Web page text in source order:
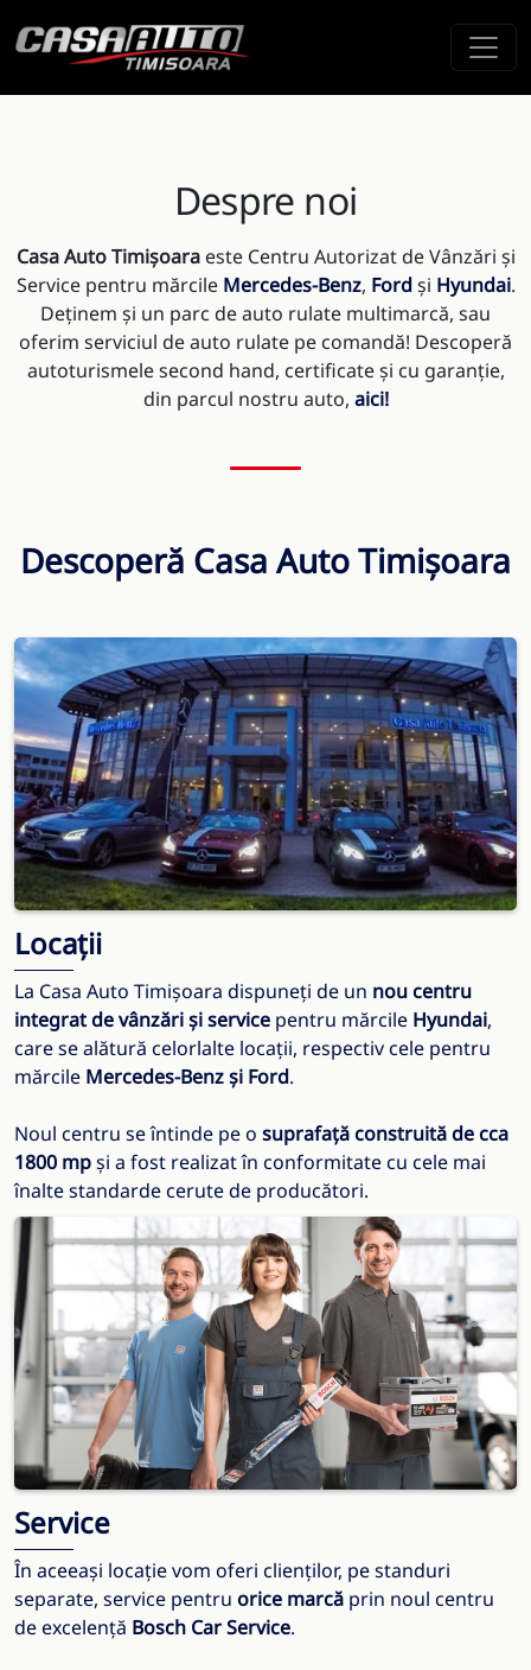
Despre noi
Casa Auto Timișoaraeste Centru Autorizat de Vânzări și
Service pentru mărcile Mercedes-Benz, Fordși Hyundai.
Deținem și un parc de auto rulate multimarcă, sau
oferim serviciul de auto rulate pe comandă! Descoperă
autoturismele second hand, certificate și cu garanție,
din parcul nostru auto, aici!
Descoperă Casa Auto Timișoara
Locații
La Casa Auto Timișoara dispuneți de un nou centru
integrat de vânzări și service pentru mărcile Hyundai,
care se alătură celorlalte locații, respectiv cele pentru
mărcile Mercedes-Benz și Ford.
Noul centru se întinde pe o suprafață construită de cca
1800 mpși a fost realizat în conformitate cu cele mai
înalte standarde cerute de producători.
Service
În aceeași locație vom oferi clienților, pe standuri
separate, service pentru orice marcă prin noul centru
de excelență Bosch Car Service.